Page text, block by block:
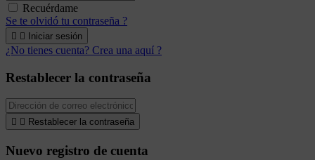
Recuérdame
Se te olvidó tu contraseña ?
  Iniciar sesión
¿No tienes cuenta? Crea una aquí ?
Restablecer la contraseña
  Restablecer la contraseña
Nuevo registro de cuenta